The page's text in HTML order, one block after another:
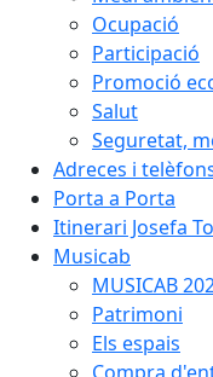
Ocupació
Participació
Promoció
Salut
Seguretat,
Adreces i
Porta a Porta
Itinerari Josefa
Musicab
MUSICAB
Patrimoni
Els espais